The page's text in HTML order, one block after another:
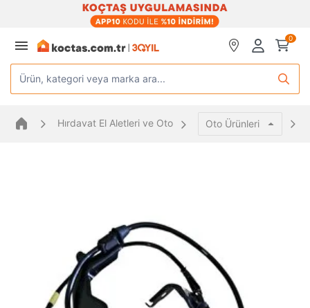
0
Ürün, kategori veya marka ara...
Hırdavat El Aletleri ve Oto Oto Ürünleri